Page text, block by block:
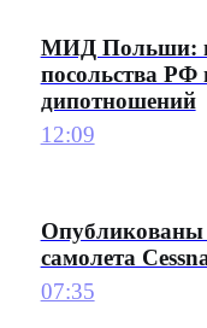
МИД Польши:
посольства РФ
дипотношений
12:09
Опубликованы
самолета
07:35